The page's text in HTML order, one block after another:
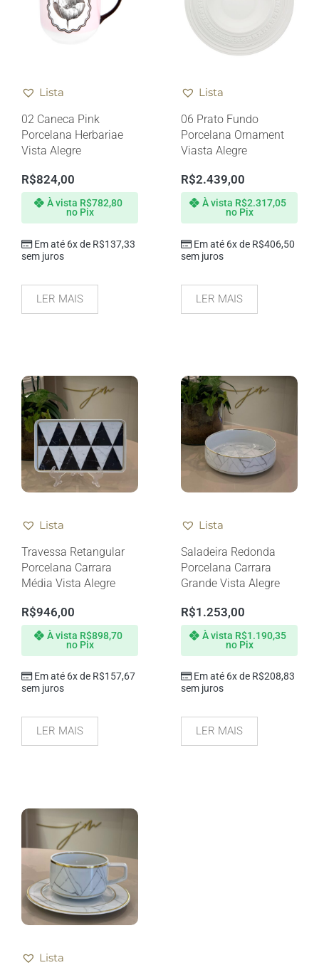
Lista
02 Caneca Pink
Porcelana Herbariae
Vista Alegre
R$824,00
Em até 6x de R$137,33
sem juros
À vista R$782,80
no Pix
LER MAIS
Lista
06 Prato Fundo
Porcelana Ornament
Viasta Alegre
R$2.439,00
Em até 6x de R$406,50
sem juros
À vista R$2.317,05
no Pix
LER MAIS
Lista
Travessa Retangular
Porcelana Carrara
Média Vista Alegre
R$946,00
Em até 6x de R$157,67
sem juros
À vista R$898,70
no Pix
LER MAIS
Lista
Saladeira Redonda
Porcelana Carrara
Grande Vista Alegre
R$1.253,00
Em até 6x de R$208,83
sem juros
À vista R$1.190,35
no Pix
LER MAIS
Lista